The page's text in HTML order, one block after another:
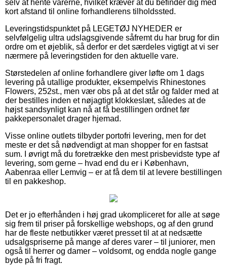
selv at hente varerne, hvilket kræver at du befinder dig med
kort afstand til online forhandlerens tilholdssted.
Leveringstidspunktet på LEGETØJ NYHEDER er
selvfølgelig ultra udslagsgivende såfremt du har brug for din
ordre om et øjeblik, så derfor er det særdeles vigtigt at vi ser
nærmere på leveringstiden for den aktuelle vare.
Størstedelen af online forhandlere giver løfte om 1 dags
levering på utallige produkter, eksempelvis Rhinestones
Flowers, 252st., men vær obs på at det står og falder med at
der bestilles inden et nøjagtigt klokkeslæt, således at de
højst sandsynligt kan nå at få bestillingen ordnet før
pakkepersonalet drager hjemad.
Visse online outlets tilbyder portofri levering, men for det
meste er det så nødvendigt at man shopper for en fastsat
sum. I øvrigt må du foretrække den mest prisbevidste type af
levering, som gerne – hvad end du er i København,
Aabenraa eller Lemvig – er at få dem til at levere bestillingen
til en pakkeshop.
Det er jo efterhånden i høj grad ukompliceret for alle at søge
sig frem til priser på forskellige webshops, og af den grund
har de fleste netbutikker været presset til at at nedsætte
udsalgspriserne på mange af deres varer – til juniorer, men
også til herrer og damer – voldsomt, og endda nogle gange
byde på fri fragt.